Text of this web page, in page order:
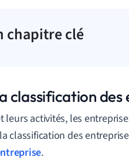
chapitre clé
classification des
activités, les
classification des
.